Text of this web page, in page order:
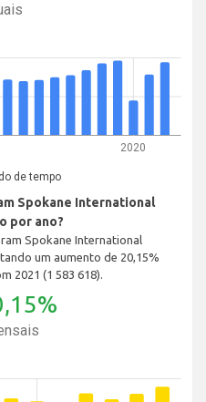
2020
de tempo
Spokane International
por ano?
Spokane International
um aumento de 20,15%
2021 (1 583 618).